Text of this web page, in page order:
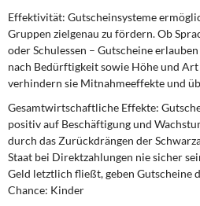
Effektivität: Gutscheinsysteme
Grup­pen zielgenau zu fördern. Ob
oder Schulessen – Gutscheine
nach Bedürftigkeit sowie Höhe und
verhindern sie Mitnahmeeffekte und
Gesamtwirtschaftliche Effekte:
positiv auf Beschäftigung und
durch das Zurück­drängen der
Staat bei Direktzahlungen nie sicher
Geld letztlich fließt, geben Gutscheine
Chance: Kinder